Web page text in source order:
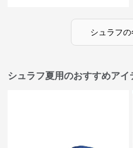
シュラフの
シュラフ夏用のおすすめアイ